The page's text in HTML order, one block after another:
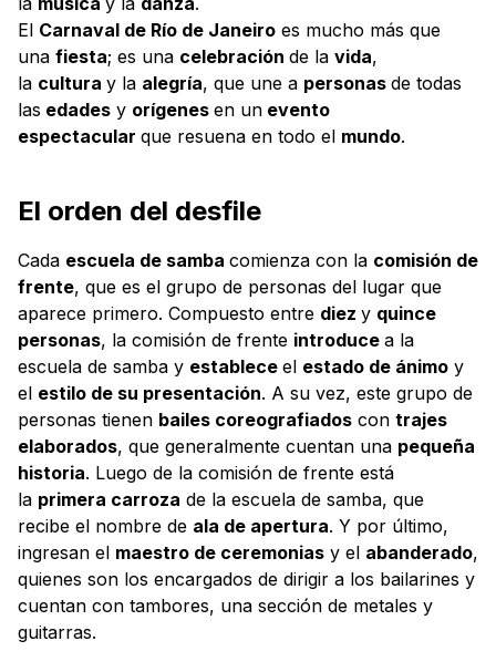
El Carnaval de Río de Janeiro es mucho más que
una fiesta; es una celebración de la vida,
la cultura y la alegría, que une a personas de todas
las edades y orígenes en un evento
espectacular que resuena en todo el mundo.
El orden del desfile
Cada escuela de samba comienza con la comisión de
frente, que es el grupo de personas del lugar que
aparece primero. Compuesto entre diez y quince
personas, la comisión de frente introduce a la
escuela de samba y establece el estado de ánimo y
el estilo de su presentación. A su vez, este grupo de
personas tienen bailes coreografiados con trajes
elaborados, que generalmente cuentan una pequeña
historia. Luego de la comisión de frente está
la primera carroza de la escuela de samba, que
recibe el nombre de ala de apertura. Y por último,
ingresan el maestro de ceremonias y el abanderado,
quienes son los encargados de dirigir a los bailarines y
cuentan con tambores, una sección de metales y
guitarras.